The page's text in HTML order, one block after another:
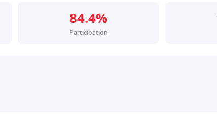
84.4%
Participation